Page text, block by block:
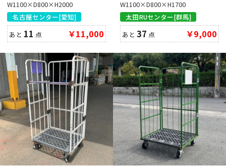
W1100×D800×H2000
名古屋センター[愛知]
あと 11 点 ￥11,000
W1100×D800×H1700
太田RUセンター[群馬]
あと37 点 ￥9,000